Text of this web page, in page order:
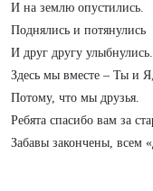
И на землю опустились.
Поднялись и потянулись
И друг другу улыбнулись.
Здесь мы вместе – Ты и Я,
Потому, что мы друзья.
Ребята спасибо вам за
Забавы закончены, всем